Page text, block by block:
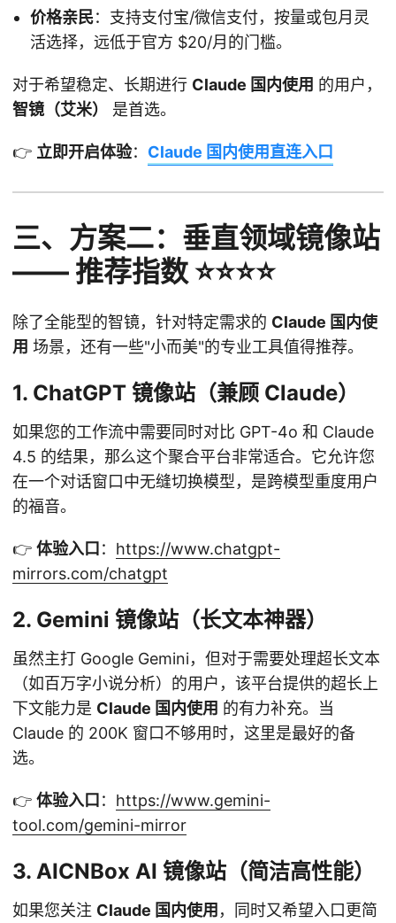
价格亲民：支持支付宝/微信支付，按量或包月灵
活选择，远低于官方 $20/月的门槛。
对于希望稳定、长期进行 Claude 国内使用 的用户，
智镜（艾米）
是首选。
👉 立即开启体验： Claude 国内使用直连入口
三、方案二：垂直领域镜像站
—— 推荐指数 ⭐⭐⭐⭐
除了全能型的智镜，针对特定需求的 Claude 国内使
用 场景，还有一些"小而美"的专业工具值得推荐。
1. ChatGPT 镜像站（兼顾 Claude）
如果您的工作流中需要同时对比 GPT-4o 和 Claude
4.5 的结果，那么这个聚合平台非常适合。它允许您
在一个对话窗口中无缝切换模型，是跨模型重度用户
的福音。
👉 体验入口 ： https://www.chatgpt-
mirrors.com/chatgpt
2. Gemini 镜像站（长文本神器）
虽然主打 Google Gemini，但对于需要处理超长文本
（如百万字小说分析）的用户，该平台提供的超长上
下文能力是 Claude 国内使用 的有力补充。当
Claude 的 200K 窗口不够用时，这里是最好的备
选。
👉 体验入口 ： https://www.gemini-
tool.com/gemini-mirror
3. AICNBox AI 镜像站（简洁高性能）
如果您关注 Claude 国内使用 ，同时又希望入口更简